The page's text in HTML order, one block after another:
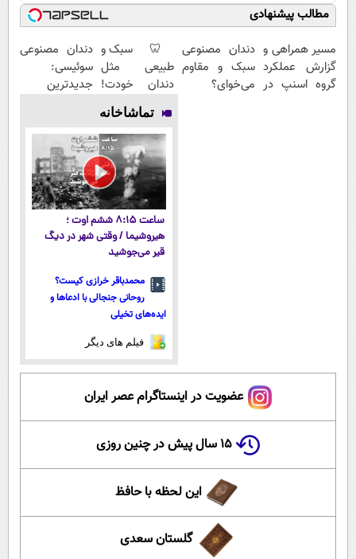
مطالب پیشنهادی
مسیر همراهی و
گزارش عملکرد
گروه اسنپ در
دندان مصنوعی
سبک و مقاوم
می‌خوای؟
🦷 سبک و
طبیعی مثل
دندان خودت!
نصب آسان و
پرداخت
اقساطی 💳 📍
تهران
دندان مصنوعی
سوئیسی:
جدیدترین
پرداخت قسطی
تماشاخانه
ساعت ۸:۱۵ ششم اوت ؛
هیروشیما / وقتی شهر در دیگ
قیر می‌جوشید
محمدباقر خرازی کیست؟
روحانی جنجالی با ادعاها و
ایده‌های تخیلی
فیلم های دیگر
عضویت در اینستاگرام عصر ایران
۱۵ سال پیش در چنین روزی
این لحظه با حافظ
گلستان سعدی